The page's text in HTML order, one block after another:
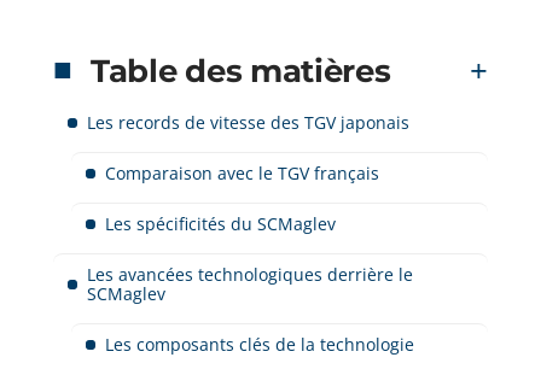
Table des matières
Les records de vitesse des TGV japonais
Comparaison avec le TGV français
Les spécificités du SCMaglev
Les avancées technologiques derrière le
SCMaglev
Les composants clés de la technologie